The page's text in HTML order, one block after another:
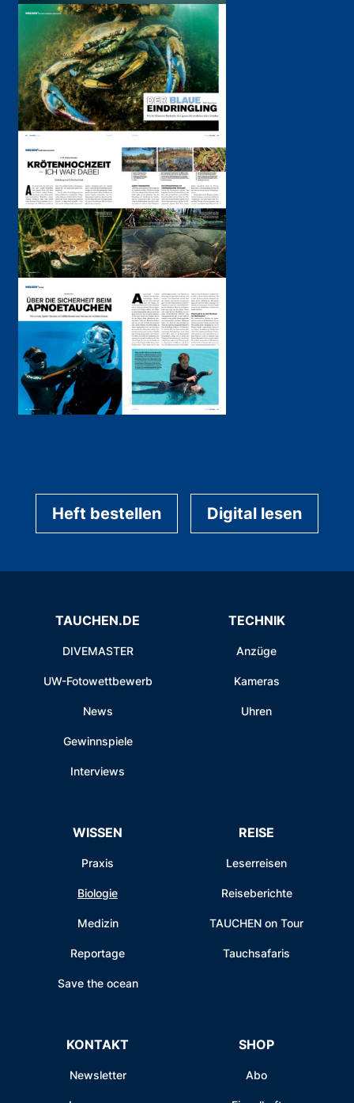
Heft bestellen Digital lesen
TAUCHEN.DE
DIVEMASTER
UW-Fotowettbewerb
News
Gewinnspiele
Interviews
TECHNIK
Anzüge
Kameras
Uhren
WISSEN
Praxis
Biologie
Medizin
Reportage
Save the ocean
REISE
Leserreisen
Reiseberichte
TAUCHEN on Tour
Tauchsafaris
KONTAKT
Newsletter
SHOP
Abo